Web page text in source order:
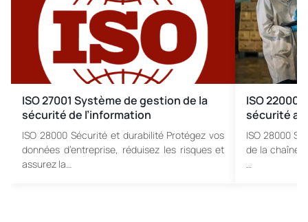
ISO 27001 Système de gestion de la
sécurité de l’information
ISO 28000 Sécurité et durabilité Protégez vos
données d’entreprise, réduisez les risques et
assurez la…
ISO 22000
sécurité
ISO 28000
de la chaîne
…